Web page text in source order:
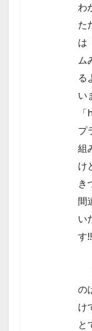
わ
た
は
ム
る
い
プ
組
け
き
間
い
の
け
と